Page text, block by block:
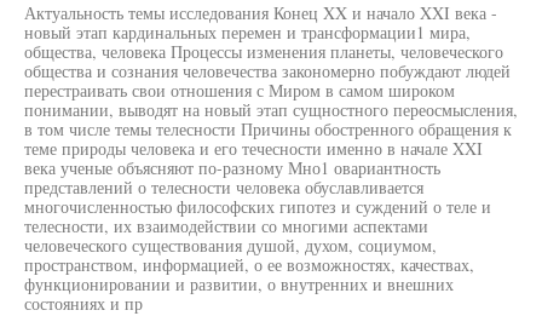
Актуальность темы исследования Конец XX и начало XXI века -
новый этап кардинальных перемен и трансформации1 мира,
общества, человека Процессы изменения планеты, человеческого
общества и сознания человечества закономерно побуждают людей
перестраивать свои отношения с Миром в самом широком
понимании, выводят на новый этап сущностного переосмысления,
в том числе темы телесности Причины обостренного обращения к
теме природы человека и его течесности именно в начале XXI
века ученые объясняют по-разному Мно1 овариантность
представлений о телесности человека обуславливается
многочисленностью философских гипотез и суждений о теле и
телесности, их взаимодействии со многими аспектами
человеческого существования душой, духом, социумом,
пространством, информацией, о ее возможностях, качествах,
функционировании и развитии, о внутренних и внешних
состояниях и пр